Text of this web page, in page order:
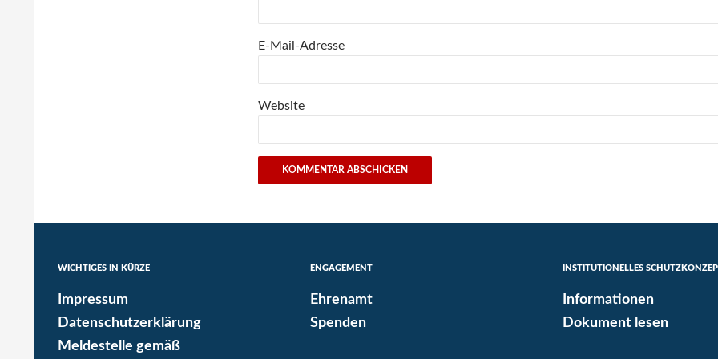
E-Mail-Adresse
Website
WICHTIGES IN KÜRZE
Impressum
Datenschutzerklärung
Meldestelle gemäß
ENGAGEMENT
Ehrenamt
Spenden
INSTITUTIONELLES
Informationen
Dokument lesen